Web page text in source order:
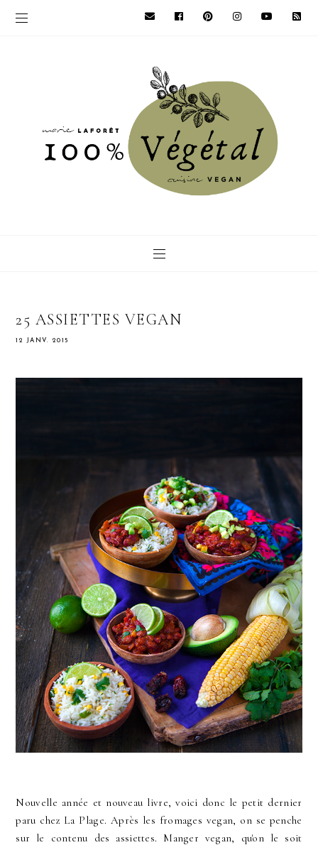
25 ASSIETTES VEGAN
12 JANV. 2015
Nouvelle année et nouveau livre, voici donc le petit dernier
paru chez La Plage. Après les fromages vegan, on se penche
sur le contenu des assiettes. Manger vegan, qu'on le soit